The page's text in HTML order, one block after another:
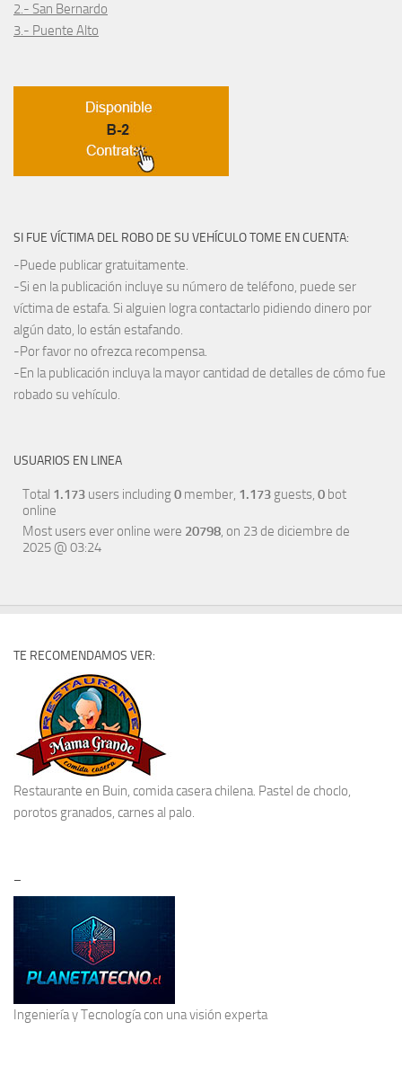
2.- San Bernardo
3.- Puente Alto
SI FUE VÍCTIMA DEL ROBO DE SU VEHÍCULO TOME EN CUENTA:
-Puede publicar gratuitamente.
-Si en la publicación incluye su número de teléfono, puede ser
víctima de estafa. Si alguien logra contactarlo pidiendo dinero por
algún dato, lo están estafando.
-Por favor no ofrezca recompensa.
-En la publicación incluya la mayor cantidad de detalles de cómo fue
robado su vehículo.
USUARIOS EN LINEA
Total 1.173 users including0 member, 1.173 guests, 0 bot
online
Most users ever online were 20798, on 23 de diciembre de
2025 @ 03:24
TE RECOMENDAMOS VER:
Restaurante en Buin, comida casera chilena. Pastel de choclo,
porotos granados, carnes al palo.
–
Ingeniería y Tecnologíacon una visión experta